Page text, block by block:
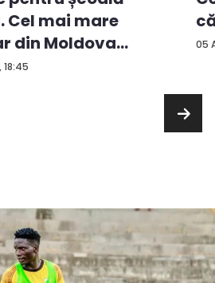
18:45
Cel mai mare
din Moldova
05